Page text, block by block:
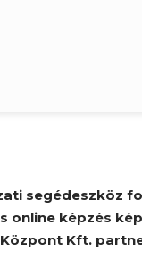
segédeszköz
online képzés
Kft.